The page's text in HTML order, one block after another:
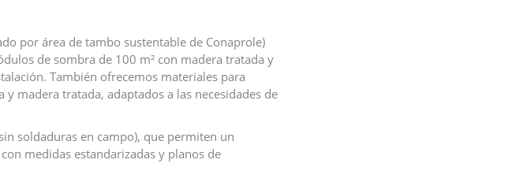
por área de tambo sustentable de Conaprole)
de sombra de 100 m² con madera tratada y
También ofrecemos materiales para
madera tratada, adaptados a las necesidades de
soldaduras en campo), que permiten un
medidas estandarizadas y planos de